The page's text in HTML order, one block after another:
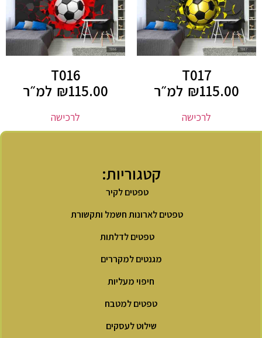
T017
₪115.00 למ״ר
לרכישה
T016
₪115.00 למ״ר
לרכישה
קטגוריות:
טפטים לקיר
טפטים לארונות חשמל ותקשורת
טפטים לדלתות
מגנטים למקררים
חיפוי מעליות
טפטים למטבח
שילוט לעסקים